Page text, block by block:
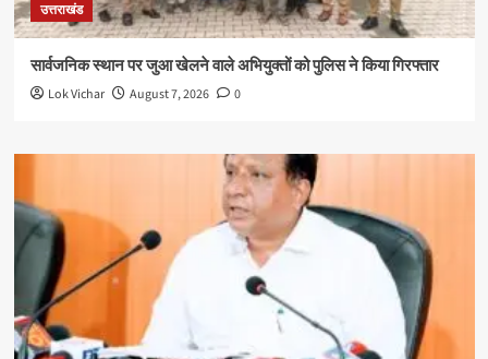
उत्तराखंड
सार्वजनिक स्थान पर जुआ खेलने वाले अभियुक्तों को पुलिस ने किया गिरफ्तार
Lok Vichar August 7, 2026 0